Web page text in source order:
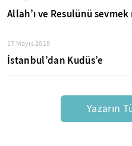
Allah’ı ve Resulünü
17 Mayıs 2018
İstanbul’dan Kudüs’e
Yazarın